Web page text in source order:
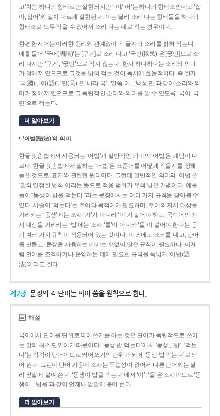
고’처럼 하나의 형태로만 실현되지만 ‘-아/-어’는 하나의 형태소인데도 ‘잡
아, 접어’와 같이 다르게 실현된다. 이는 달리 소리 나는 형태들을 하나의
형태소로 모두 적을 수 없어서 소리 나는 대로 적는 경우이다.
한편 한자어는 이러한 원리와 관계없이 각 글자의 소리를 밝혀 적는다.
예를 들어 ‘국어(國語)’는 [구거]로 소리 나고 ‘국민(國民)’은 [궁민]으로 소
리 나지만 ‘구거’, ‘궁민’으로 적지 않는다. 한자 하나하나는 소리와 의미
가 정해져 있으므로 그것을 밝혀 적는 것이 독서에 효율적이다. 즉 한자
‘국(國)’, ‘어(語)’, ‘민(民)’은 ‘나라 국’, ‘말씀 어’, ‘백성 민’과 같이 소리와 의
미가 정해져 있으므로 그 독립적인 소리와 의미를 알 수 있도록 ‘국어, 국
민’으로 적는다.
더 알아보기
‘어법(語法)’의 의미
한글 맞춤법에서 사용되는 ‘어법’과 일반적인 의미의 ‘어법’은 개념이 다
르다. 한글 맞춤법에서 말하는 ‘어법’은 표준어를 어떻게 적을지를 정해
놓은 것으로, 표기와 관련된 원리이다. 그런데 일반적인 의미의 ‘어법’은
‘말의 일정한 법칙’이라는 뜻으로 적용 범위가 무척 넓은 개념이다. 예를
들어 “동생이 밥을 먹는다.”라는 문장에서는 여러 가지 규칙을 찾아볼 수
있다. 서술어 ‘먹는다’는 주어와 목적어가 필요하며, 주어의 지시 대상을
가리키는 ‘동생’에는 조사 ‘가’가 아니라 ‘이’가 붙어야 하고, 목적어의 지
시 대상을 가리키는 ‘밥’에는 조사 ‘를’이 아니라 ‘을’이 붙어야 한다는 등
의 여러 가지 규칙이 적용되어 있는 것이다. 이 외에도 소리를 내고, 단어
를 만들고, 문장을 사용하는 데에는 수없이 많은 규칙이 필요하다. 이처
럼 언어를 조직하거나 운영하는 데에 필요한 규칙을 폭넓게 ‘어법(語
法)’이라고 한다.
제2항 문장의 각 단어는 띄어 씀을 원칙으로 한다.
해설
국어에서 단어를 단위로 띄어쓰기를 하는 것은 단어가 독립적으로 쓰이
는 말의 최소 단위이기 때문이다. ‘동생 밥 먹는다’에서 ‘동생’, ‘밥’, ‘먹는
다’는 각각이 단어이므로 띄어쓰기의 단위가 되어 ‘동생 밥 먹는다’로 띄
어 쓴다. 그런데 단어 가운데 조사는 독립성이 없어서 다른 단어와는 달
리 앞말에 붙여 쓴다. ‘동생이 밥을 먹는다’에서 ‘이’, ‘을’은 조사이므로 ‘동
생이’, ‘밥을’과 같이 언제나 앞말에 붙여 쓴다.
더 알아보기